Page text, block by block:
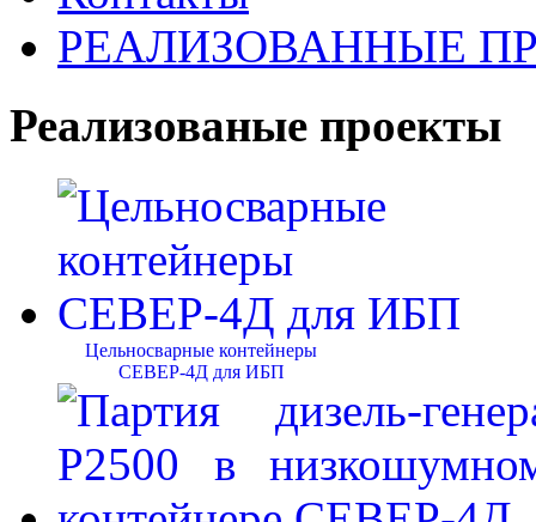
РЕАЛИЗОВАННЫЕ
Реализованые проекты
Цельносварные контейнеры
СЕВЕР-4Д для ИБП